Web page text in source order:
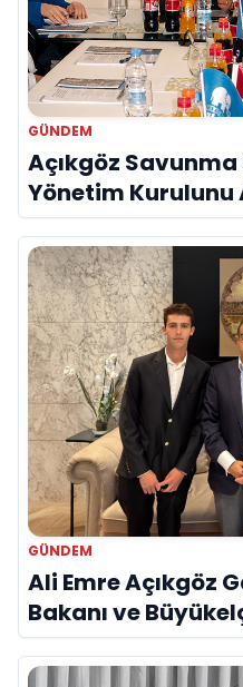
GÜNDEM
Açıkgöz Savunma
Yönetim Kurulunu
Savunma
Vurgusu
GÜNDEM
Ali Emre Açıkgöz
Bakanı ve
Bir Araya Geldi